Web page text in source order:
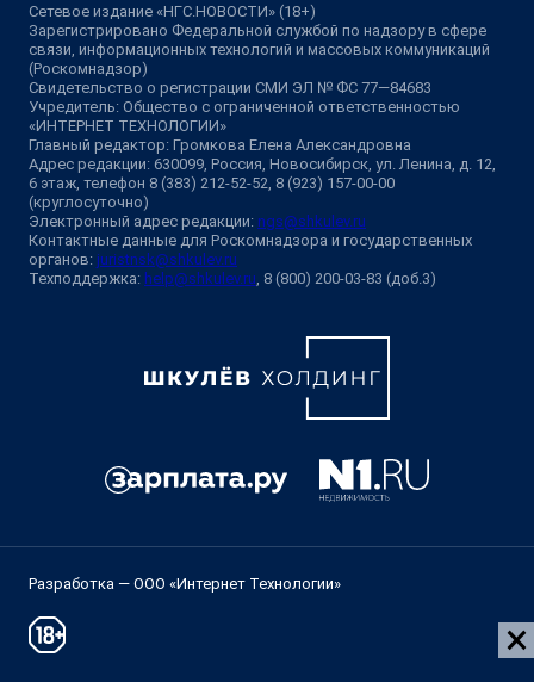
Сетевое издание «НГС.НОВОСТИ» (18+)
Зарегистрировано Федеральной службой по надзору в сфере
связи, информационных технологий и массовых коммуникаций
(Роскомнадзор)
Свидетельство о регистрации СМИ ЭЛ № ФС 77—84683
Учредитель: Общество с ограниченной ответственностью
«ИНТЕРНЕТ ТЕХНОЛОГИИ»
Главный редактор: Громкова Елена Александровна
Адрес редакции: 630099, Россия, Новосибирск, ул. Ленина, д. 12,
6 этаж, телефон 8 (383) 212-52-52, 8 (923) 157-00-00
(круглосуточно)
Электронный адрес редакции: ngs@shkulev.ru
Контактные данные для Роскомнадзора и государственных
органов: juristnsk@shkulev.ru
Техподдержка: help@shkulev.ru , 8 (800) 200-03-83 (доб.3)
Разработка — ООО «Интернет Технологии»